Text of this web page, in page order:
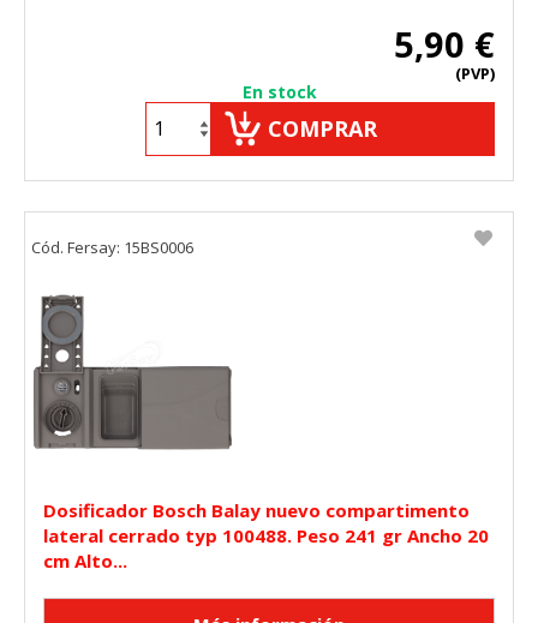
5,90 €
(PVP)
En stock
COMPRAR
Dosificador Bosch Balay nuevo compartimento
lateral cerrado typ 100488. Peso 241 gr Ancho 20
cm Alto...
Cód. Fersay: 15BS0006